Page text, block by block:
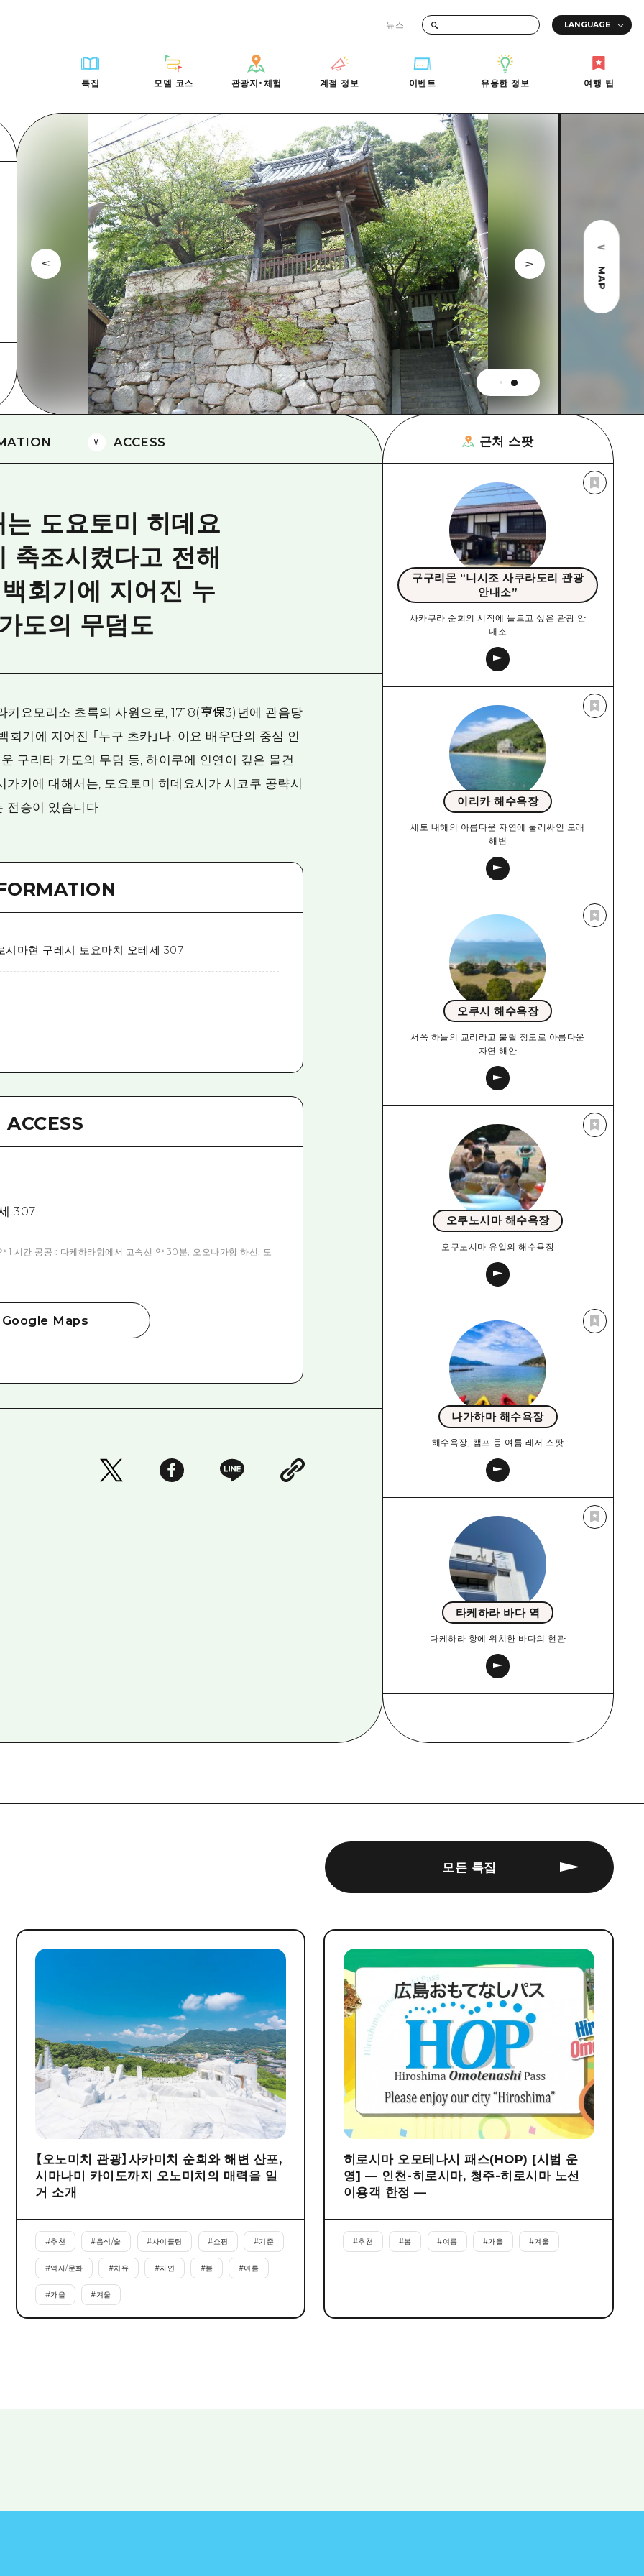
뉴스
특집
사이클링
스포츠
나이트 라이프
세계유산
배움과 체험
기준
역사/문화
치유
자연
모델 코스
Hiroshima 공식 가이드
Moshimo Travel
히로시마시 주변
아키(安芸)
빈고(備後)
비북(備北)
게이호쿠(芸北)
미야지마(宮島) 주변
야마구치(山口)현 동부
빠른 여행
당일치기
반나절
1박 2일
2박 3일
관광지・체험
목록
히로시마시 주변
아키(安芸)
빈고(備後)
비북(備北)
게이호쿠(芸北)
미야지마(宮島) 주변
야마구치(山口)현 동부
에히메(愛媛)현
시마네(島根)현
계절 정보
이벤트
유용한 정보
보조 트래픽 요약
시설 혼잡 상황
히로시마 OMOTENASHI 패스
수하물 보관 및 배송 서비스
HIROSHIMA FREE Wi-Fi
외국인 여행자용 거리 관광안내소
자원봉사 가이드
히로시마현내 매력을 동영상으로 소개!
자주 묻는 질문
사진 다운로드
재해가 발생했을 때의 교통 정보
관광 안내 책자
여행 팁
기준
역사/문화
자연
Travel
아키(安芸)
빈고(備後)
게이호쿠(芸北)
미야지마(宮島) 주변
야마구치(山口)현 동부
반나절
2박 3일
히로시마시 주변
아키(安芸)
비북(備北)
게이호쿠(芸北)
미야지마(宮島) 주변
야마구치(山口)현 동부
에히메(愛媛)현
시마네(島根)현
외국인 여행자용 거리 관광안내소
자원봉사 가이드
재해가 발생했을 때의 교통 정보
관광 안내 책자
MAP
ACCESS
도요토미 히데요
축조시켰다고 전해
회기에 지어진 누
도의 무덤도
요모리소 초록의 사원으로, 1718(亨保3)년에 관음당
기에 지어진 「누구 츠카」나, 이요 배우단의 중심 인
구리타 가도의 무덤 등, 하이쿠에 인연이 깊은 물건
키에 대해서는, 도요토미 히데요시가 시코쿠 공략시
전승이 있습니다.
시마현 구레시 토요마치 오테세 307
ACCESS
307
1 시간 공공 : 다케하라항에서 고속선 약 30분, 오오나가항 하선, 도
Google Maps
근처 스팟
구구리몬 “니시조 사쿠라도리 관광
안내소”
사카쿠라 순회의 시작에 들르고 싶은 관광 안
내소
이리카 해수욕장
세토 내해의 아름다운 자연에 둘러싸인 모래
해변
오쿠시 해수욕장
서쪽 하늘의 교리라고 불릴 정도로 아름다운
자연 해안
오쿠노시마 해수욕장
오쿠노시마 유일의 해수욕장
나가하마 해수욕장
해수욕장, 캠프 등 여름 레저 스팟
타케하라 바다 역
다케하라 항에 위치한 바다의 현관
모든 특집
【오노미치 관광】사카미치 순회와 해변 산포,
시마나미 카이도까지 오노미치의 매력을 일
거 소개
#추천 #음식/술 #사이클링 #쇼핑 #기준
#역사/문화 #치유 #자연 #봄 #여름
#가을 #겨울
히로시마 오모테나시 패스(HOP) [시범 운
영] ― 인천-히로시마, 청주-히로시마 노선
이용객 한정 ―
#추천 #봄 #여름 #가을 #겨울